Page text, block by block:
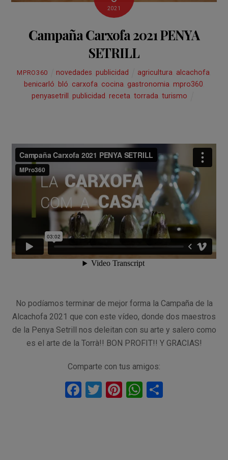
2021
Campaña Carxofa 2021 PENYA
SETRILL
MPRO360 novedades publicidad agricultura alcachofa
benicarló bló carxofa cocina gastronomia mpro360
penyasetrill
,publicidad ,receta ,torrada ,turismo
No podíamos terminar de mejor forma la Campaña de la
Alcachofa 2021 que con este vídeo, donde dos maestros
de la Penya Setrill nos deleitan con su arte y salero como
es el arte de la Torrà!! BON PROFIT!! Y GRACIAS!
Comparte con tus amigos:
F
T
Pi
W